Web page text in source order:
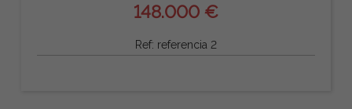
148.000 €
Ref: referencia 2